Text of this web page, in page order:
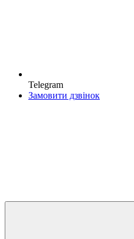
Telegram
Замовити дзвінок